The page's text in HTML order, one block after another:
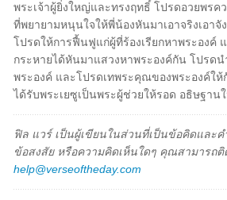
พระเจ้าผู้ยิ่งใหญ่และทรงฤทธิ์ โปรดอวยพรค
ที่พยายามหนุนใจให้พี่น้องหันมาเอาจริงเอาจั
โปรดให้การฟื้นฟูแก่ผู้ที่ร้องเรียกหาพระองค์
กระหายได้หันมาแสวงหาพระองค์กัน โปรด
พระองค์ และโปรดเทพระคุณของพระองค์ให้
ได้รับพระเยซูเป็นพระผู้ช่วยให้รอด อธิษฐาน
ฟิล แวร์ เป็นผู้เขียนในส่วนที่เป็นข้อคิดและ
ข้อสงสัย หรือความคิดเห็นใดๆ คุณสามารถติ
help@verseoftheday.com